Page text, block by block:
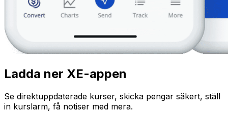
Ladda ner XE-appen
Se direktuppdaterade kurser, skicka pengar säkert, ställ
in kurslarm, få notiser med mera.